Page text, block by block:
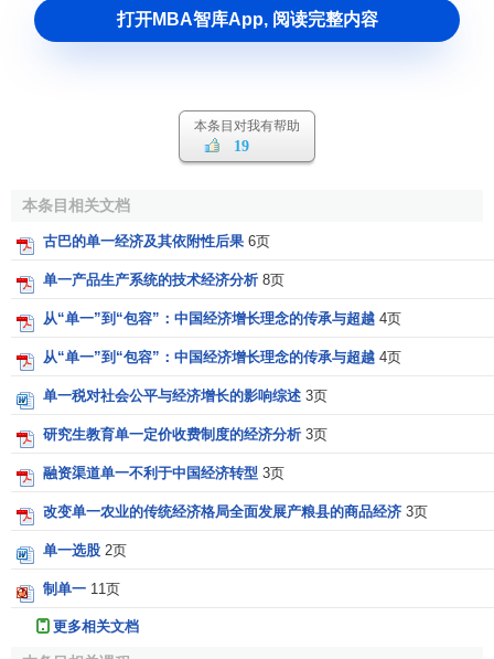
打开MBA智库App, 阅读完整内容
本条目对我有帮助
19
本条目相关文档
古巴的单一经济及其依附性后果 6页
单一产品生产系统的技术经济分析 8页
从“单一”到“包容”：中国经济增长理念的传承与超越 4页
从“单一”到“包容”：中国经济增长理念的传承与超越 4页
单一税对社会公平与经济增长的影响综述 3页
研究生教育单一定价收费制度的经济分析 3页
融资渠道单一不利于中国经济转型 3页
改变单一农业的传统经济格局全面发展产粮县的商品经济 3页
单一选股 2页
制单一 11页
更多相关文档